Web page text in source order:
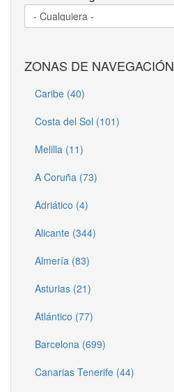
ZONAS DE NAVEGACIÓN
Caribe (40)
Costa del Sol (101)
Melilla (11)
A Coruña (73)
Adriático (4)
Alicante (344)
Almería (83)
Asturias (21)
Atlántico (77)
Barcelona (699)
Canarias Tenerife (44)